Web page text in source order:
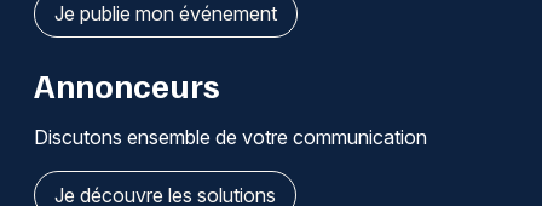
Je publie mon événement
Annonceurs
Discutons ensemble de votre communication
Je découvre les solutions